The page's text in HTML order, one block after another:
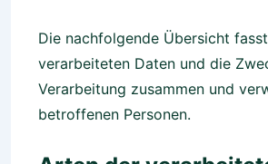
Die nachfolgende Übersicht
verarbeiteten Daten und die
Verarbeitung zusammen und
betroffenen Personen.